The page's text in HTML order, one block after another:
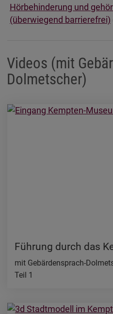
Hörbehinderung und
(überwiegend barrierefrei)
Videos (mit
Dolmetscher)
Führung durch das
mit Gebärdensprach-
Teil 1